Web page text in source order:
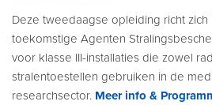
Deze tweedaagse opleiding richt
toekomstige Agenten
voor klasse III-installaties die zowel
stralentoestellen gebruiken in de
researchsector. Meer info &